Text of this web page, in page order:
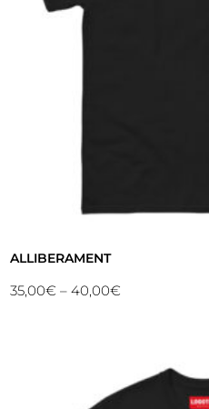
ALLIBERAMENT
35,00€ – 40,00€